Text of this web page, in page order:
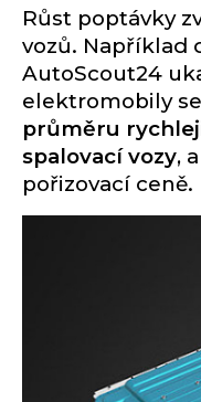
Růst poptávky
vozů. Například
AutoScout24
elektromobily
průměru
spalovací vozy,
pořizovací ceně.